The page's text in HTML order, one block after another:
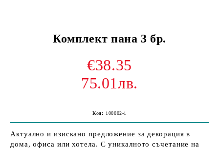
Комплект пана 3 бр.
€38.35
75.01лв.
Код: 100002-1
Актуално и изискано предложение за декорация в
дома, офиса или хотела. С уникалното съчетание на